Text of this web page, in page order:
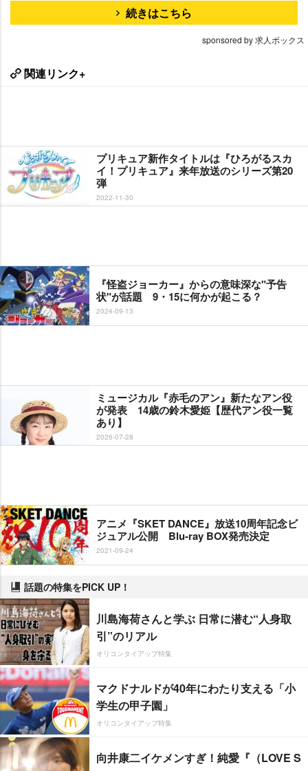
続きはこちら
sponsored by 求人ボックス
関連リンク+
プリキュア新作タイトルは『ひろがるスカ
イ！プリキュア』来年放送のシリーズ第20
弾
2022-11-30
『怪盗ジョーカー』からの意味深な"予告
状"が話題 9・15に何かが起こる？
2024-09-13
ミュージカル『赤毛のアン』新たなアン役
が発表 14歳の鈴木愛姫【歴代アン役一覧
あり】
2026-07-28
アニメ『SKET DANCE』放送10周年記念ビ
ジュアル公開 Blu-ray BOX発売決定
2021-09-24
話題の特集をPICK UP！
川島海荷さんと学ぶ 日常に潜む“人身取
引”のリアル
オリコンタイアップ特集
マクドナルドが40年にわたり支える「小
学生の甲子園」
オリコンタイアップ特集
向井康二イケメンすぎ！純愛『（LOVE S